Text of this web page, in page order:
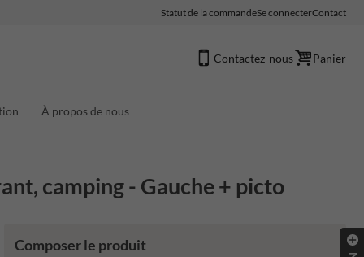
Statut de la commandeSe connecterContact
Contactez-nous Panier
À propos de nous
camping - Gauche + picto
Composer le produit